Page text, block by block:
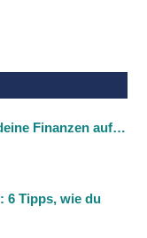
Finanzen auf…
6 Tipps, wie du